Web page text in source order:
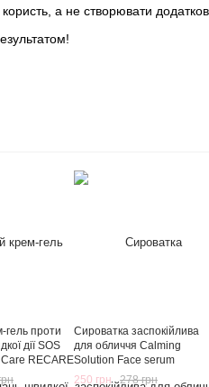
а не створювати
гель проти
дії SOS
RECARE
Сироватка заспокійлива
для обличчя Calming
Solution Face serum
RECARE 30 мл
250 грн 278 грн